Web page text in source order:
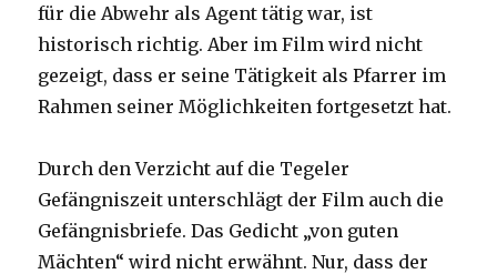
für die Abwehr als Agent tätig war, ist
historisch richtig. Aber im Film wird nicht
gezeigt, dass er seine Tätigkeit als Pfarrer im
Rahmen seiner Möglichkeiten fortgesetzt hat.
Durch den Verzicht auf die Tegeler
Gefängniszeit unterschlägt der Film auch die
Gefängnisbriefe. Das Gedicht „von guten
Mächten“ wird nicht erwähnt. Nur, dass der